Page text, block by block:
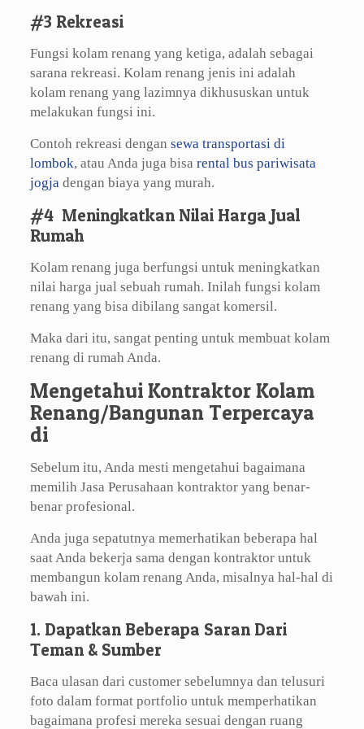
#3 Rekreasi
Fungsi kolam renang yang ketiga, adalah sebagai
sarana rekreasi. Kolam renang jenis ini adalah
kolam renang yang lazimnya dikhususkan untuk
melakukan fungsi ini.
Contoh rekreasi dengan sewa transportasi di
lombok, atau Anda juga bisa rental bus pariwisata
jogjadengan biaya yang murah.
#4 Meningkatkan Nilai Harga Jual
Rumah
Kolam renang juga berfungsi untuk meningkatkan
nilai harga jual sebuah rumah. Inilah fungsi kolam
renang yang bisa dibilang sangat komersil.
Maka dari itu, sangat penting untuk membuat kolam
renang di rumah Anda.
Mengetahui Kontraktor Kolam
Renang/Bangunan Terpercaya
di
Sebelum itu, Anda mesti mengetahui bagaimana
memilih Jasa Perusahaan kontraktor yang benar-
benar profesional.
Anda juga sepatutnya memerhatikan beberapa hal
saat Anda bekerja sama dengan kontraktor untuk
membangun kolam renang Anda, misalnya hal-hal di
bawah ini.
1. Dapatkan Beberapa Saran Dari
Teman & Sumber
Baca ulasan dari customer sebelumnya dan telusuri
foto dalam format portfolio untuk memperhatikan
bagaimana profesi mereka sesuai dengan ruang